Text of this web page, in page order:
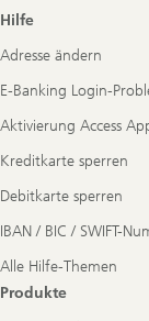
Footer
Hilfe
Adresse ändern
E-Banking Login-
Aktivierung Access
Kreditkarte sperren
Debitkarte sperren
IBAN / BIC / SWIFT-
Alle Hilfe-Themen
Produkte